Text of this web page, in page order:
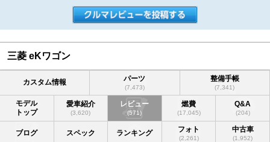
三菱 eKワゴン
カスタム情報 パーツ
(7,473)
整備手帳
(7,341)
モデル
トップ
愛車紹介
(3,620)
レビュー
(571)
燃費
(17,045)
Q&A
(204)
ブログ スペック ランキング フォト
(2,261)
中古車
(1,952)